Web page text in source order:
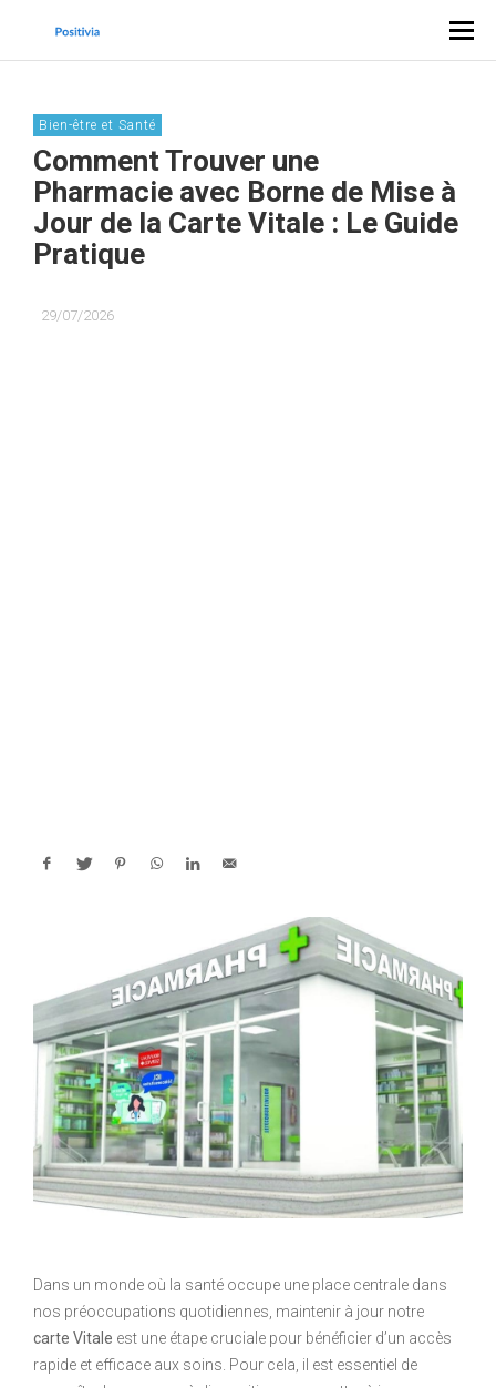
Bien-être et Santé
Comment Trouver une
Pharmacie avec Borne de Mise à
Jour de la Carte Vitale : Le Guide
Pratique
29/07/2026
Dans un monde où la santé occupe une place centrale dans
nos préoccupations quotidiennes, maintenir à jour notre
carte Vitale est une étape cruciale pour bénéficier d’un accès
rapide et efficace aux soins. Pour cela, il est essentiel de